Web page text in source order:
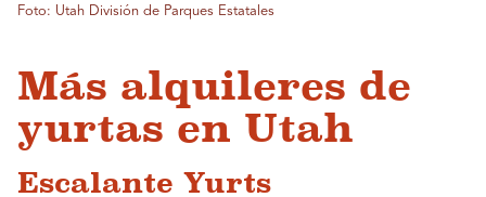
Foto: Utah División de Parques Estatales
Más alquileres de
yurtas en Utah
Escalante Yurts